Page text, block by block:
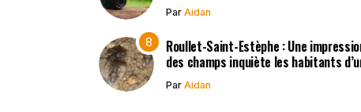
Par Aidan
Roullet-Saint-Estèphe : Une
des champs inquiète les habitants
Par Aidan